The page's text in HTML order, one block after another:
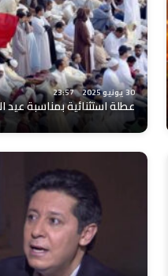
30 يونيو 2025 23:57
عطلة استثنائية بمناسبة عيد